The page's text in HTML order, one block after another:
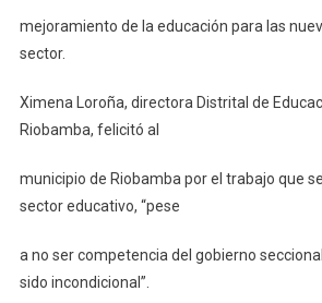
mejoramiento de la educación para las
sector.
Ximena Loroña, directora Distrital de
Riobamba, felicitó al
municipio de Riobamba por el trabajo que
sector educativo, “pese
a no ser competencia del gobierno
sido incondicional”.